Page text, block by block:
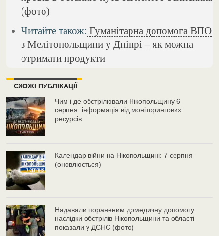
(фото)
Читайте також: Гуманітарна допомога ВПО
з Мелітопольщини у Дніпрі – як можна
отримати продукти
СХОЖІ ПУБЛІКАЦІЇ
Чим і де обстрілювали Нікопольщину 6
серпня: інформація від моніторингових
ресурсів
Календар війни на Нікопольщині: 7 серпня
(оновлюється)
Надавали пораненим домедичну допомогу:
наслідки обстрілів Нікопольщини та області
показали у ДСНС (фото)